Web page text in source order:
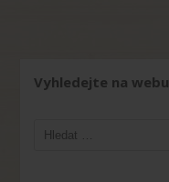
Vyhledejte na webu
Vyhledávání